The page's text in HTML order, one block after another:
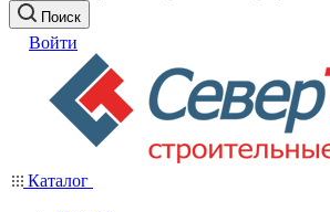
Поиск
Войти
Каталог